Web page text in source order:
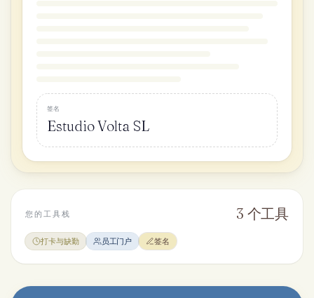
签名
Estudio Volta SL
您的工具栈 3 个工具
打卡与缺勤 员工门户 签名